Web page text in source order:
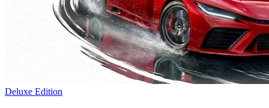
Deluxe Edition